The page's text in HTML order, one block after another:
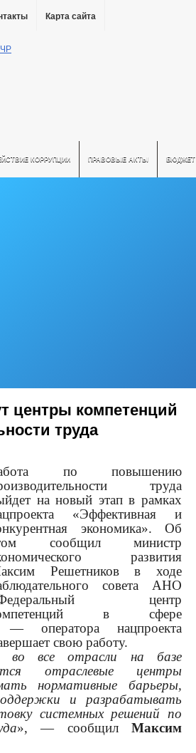
Карта сайта
КОРРУПЦИИ ПРАВОВЫЕ АКТЫ БЮДЖЕТ
центры компетенций
труда
по повышению
труда
на новый этап в рамках
«Эффективная и
экономика». Об
сообщил министр
развития
Решетников в ходе
совета АНО
центр
в сфере
— оператора нацпроекта
свою работу.
во все отрасли на базе
отраслевые центры
нормативные барьеры,
и разрабатывать
системных решений по
», — сообщилМаксим